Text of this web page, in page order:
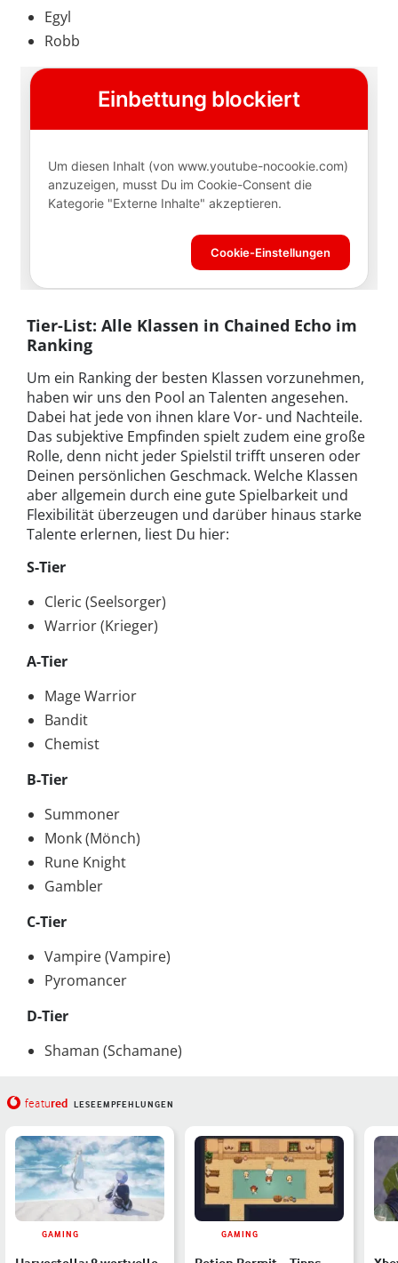
Egyl
Robb
Tier-List: Alle Klassen in Chained Echo im
Ranking
Um ein Ranking der besten Klassen vorzunehmen,
haben wir uns den Pool an Talenten angesehen.
Dabei hat jede von ihnen klare Vor- und Nachteile.
Das subjektive Empfinden spielt zudem eine große
Rolle, denn nicht jeder Spielstil trifft unseren oder
Deinen persönlichen Geschmack. Welche Klassen
aber allgemein durch eine gute Spielbarkeit und
Flexibilität überzeugen und darüber hinaus starke
Talente erlernen, liest Du hier:
S-Tier
Cleric (Seelsorger)
Warrior (Krieger)
A-Tier
Mage Warrior
Bandit
Chemist
B-Tier
Summoner
Monk (Mönch)
Rune Knight
Gambler
C-Tier
Vampire (Vampire)
Pyromancer
D-Tier
Shaman (Schamane)
featured LESEEMPFEHLUNGEN
GAMING GAMING